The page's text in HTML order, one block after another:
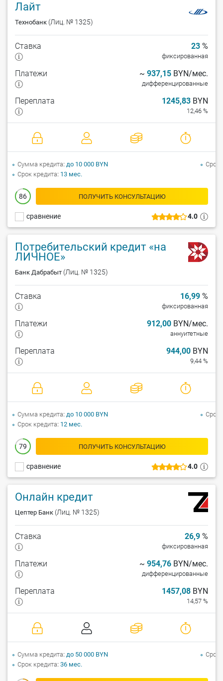
Лайт
Технобанк (Лиц. № 1325)
4.0
сравнение
Ставка 23 %
фиксированная
Платежи ~ 937,15 BYN/мес.
дифференцированные
Переплата 1245,83 BYN
12,46 %
86 ПОЛУЧИТЬ КОНСУЛЬТАЦИЮ
Сумма кредита до 10 000 BYN
Срок кредита 13 мес.
Срок
Потребительский кредит «на
ЛИЧНОЕ»
Банк Дабрабыт (Лиц. № 1325)
4.0
сравнение
Ставка 16,99 %
фиксированная
Платежи 912,00 BYN/мес.
аннуитетные
Переплата 944,00 BYN
9,44 %
79 ПОЛУЧИТЬ КОНСУЛЬТАЦИЮ
Сумма кредита до 10 000 BYN
Срок кредита 12 мес.
Срок
Онлайн кредит
Цептер Банк (Лиц. № 1325)
Ставка 26,9 %
фиксированная
Платежи ~ 954,76 BYN/мес.
дифференцированные
Переплата 1457,08 BYN
14,57 %
Сумма кредита до 50 000 BYN
Срок кредита 36 мес.
Срок